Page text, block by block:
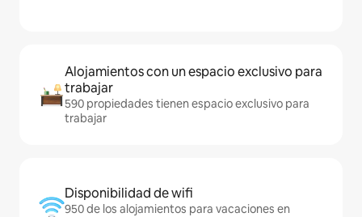
Alojamientos con un espacio exclusivo para
trabajar
590 propiedades tienen espacio exclusivo para
trabajar
Disponibilidad de wifi
950 de los alojamientos para vacaciones en